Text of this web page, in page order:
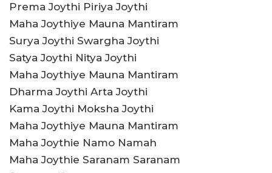
Prema Joythi Piriya Joythi
Maha Joythiye Mauna Mantiram
Surya Joythi Swargha Joythi
Satya Joythi Nitya Joythi
Maha Joythiye Mauna Mantiram
Dharma Joythi Arta Joythi
Kama Joythi Moksha Joythi
Maha Joythiye Mauna Mantiram
Maha Joythie Namo Namah
Maha Joythie Saranam Saranam